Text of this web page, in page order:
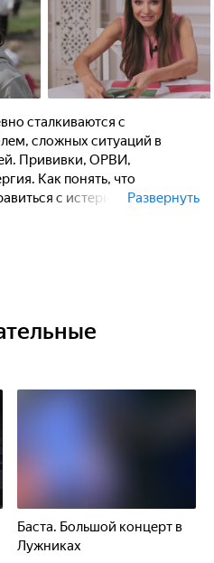
сталкиваются с
сложных ситуаций в
Прививки, ОРВИ,
Как понять, что
с истериками, когда
- берет ситуацию под
педиатрами, психологами,
Развернуть
Баста. Большой концерт в
Лужниках